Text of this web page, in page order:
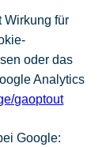
Wirkung für
oder das
Analytics
gaoptout
Google: